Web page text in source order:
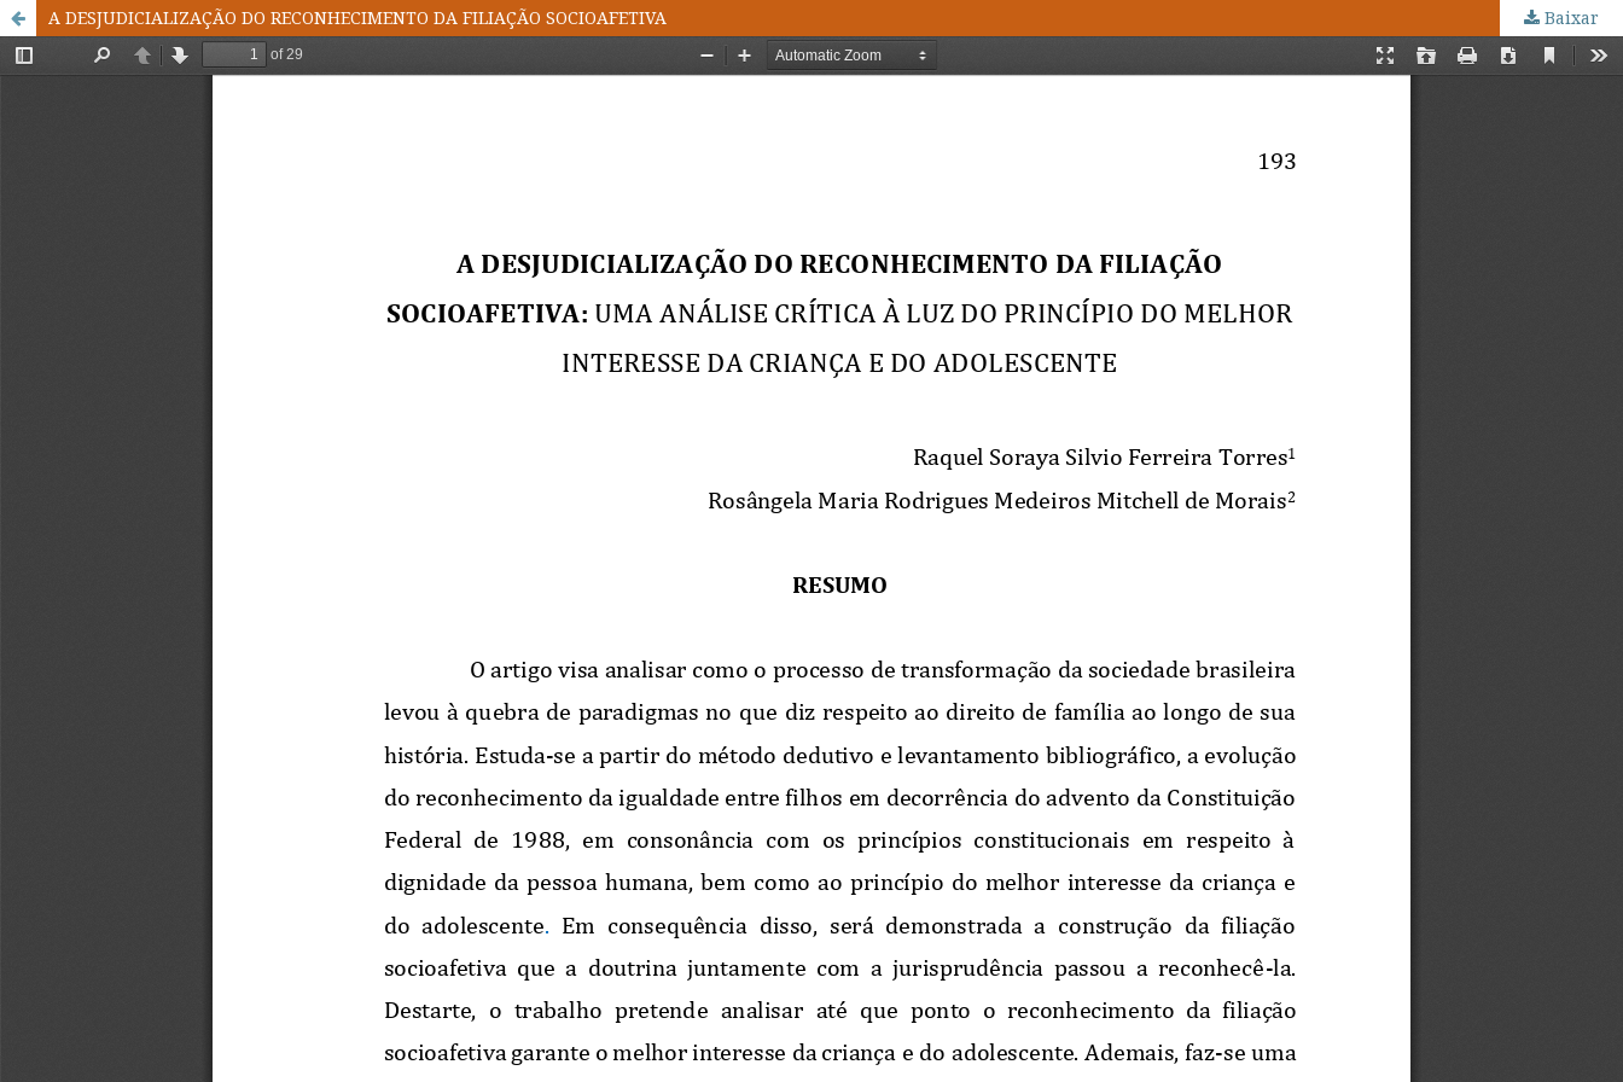
A DESJUDICIALIZAÇÃO DO RECONHECIMENTO DA FILIAÇÃO SOCIOAFETIVA Baixar